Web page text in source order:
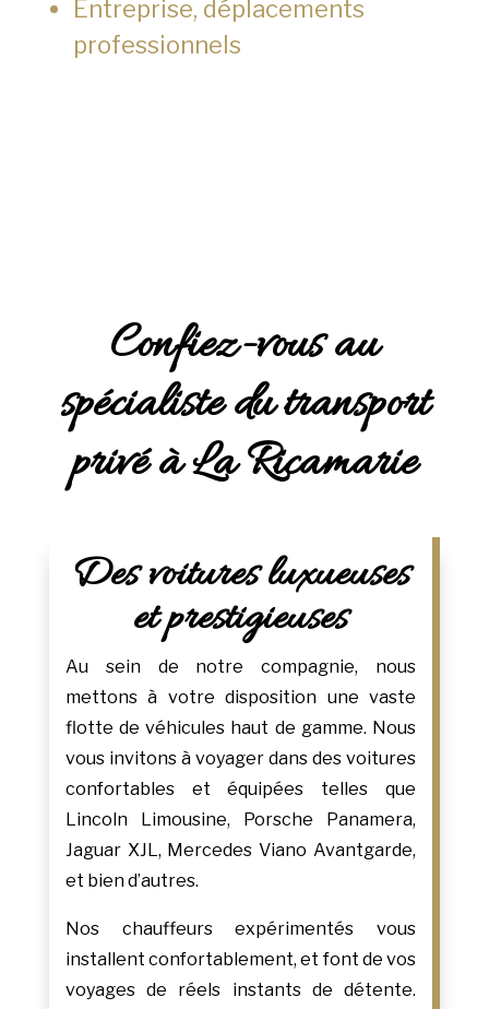
Entreprise, déplacements
professionnels
Confiez-vous au
spécialiste du transport
privé à La Ricamarie
Des voitures luxueuses
et prestigieuses
Au sein de notre compagnie, nous
mettons à votre disposition une vaste
flotte de véhicules haut de gamme. Nous
vous invitons à voyager dans des voitures
confortables et équipées telles que
Lincoln Limousine, Porsche Panamera,
Jaguar XJL, Mercedes Viano Avantgarde,
et bien d’autres.
Nos chauffeurs expérimentés vous
installent confortablement, et font de vos
voyages de réels instants de détente.